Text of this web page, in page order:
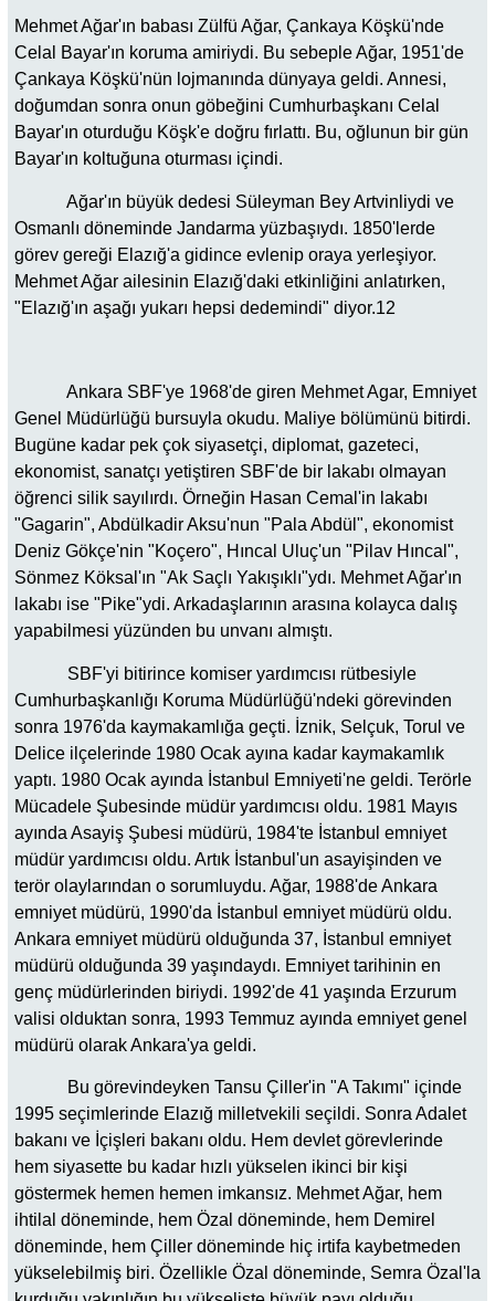
Mehmet Ağar'ın babası Zülfü Ağar, Çankaya Köşkü'nde
Celal Bayar'ın koruma amiriydi. Bu sebeple Ağar, 1951'de
Çankaya Köşkü'nün lojmanında dünyaya geldi. Annesi,
doğumdan sonra onun göbeğini Cumhurbaşkanı Celal
Bayar'ın oturduğu Köşk'e doğru fırlattı. Bu, oğlunun bir gün
Bayar'ın koltuğuna oturması içindi.
Ağar'ın büyük dedesi Süleyman Bey Artvinliydi ve
Osmanlı döneminde Jandarma yüzbaşıydı. 1850'lerde
görev gereği Elazığ'a gidince evlenip oraya yerleşiyor.
Mehmet Ağar ailesinin Elazığ'daki etkinliğini anlatırken,
"Elazığ'ın aşağı yukarı hepsi dedemindi" diyor.12
Ankara SBF'ye 1968'de giren Mehmet Agar, Emniyet
Genel Müdürlüğü bursuyla okudu. Maliye bölümünü bitirdi.
Bugüne kadar pek çok siyasetçi, diplomat, gazeteci,
ekonomist, sanatçı yetiştiren SBF'de bir lakabı olmayan
öğrenci silik sayılırdı. Örneğin Hasan Cemal'in lakabı
"Gagarin", Abdülkadir Aksu'nun "Pala Abdül", ekonomist
Deniz Gökçe'nin "Koçero", Hıncal Uluç'un "Pilav Hıncal",
Sönmez Köksal'ın "Ak Saçlı Yakışıklı"ydı. Mehmet Ağar'ın
lakabı ise "Pike"ydi. Arkadaşlarının arasına kolayca dalış
yapabilmesi yüzünden bu unvanı almıştı.
SBF'yi bitirince komiser yardımcısı rütbesiyle
Cumhurbaşkanlığı Koruma Müdürlüğü'ndeki görevinden
sonra 1976'da kaymakamlığa geçti. İznik, Selçuk, Torul ve
Delice ilçelerinde 1980 Ocak ayına kadar kaymakamlık
yaptı. 1980 Ocak ayında İstanbul Emniyeti'ne geldi. Terörle
Mücadele Şubesinde müdür yardımcısı oldu. 1981 Mayıs
ayında Asayiş Şubesi müdürü, 1984'te İstanbul emniyet
müdür yardımcısı oldu. Artık İstanbul'un asayişinden ve
terör olaylarından o sorumluydu. Ağar, 1988'de Ankara
emniyet müdürü, 1990'da İstanbul emniyet müdürü oldu.
Ankara emniyet müdürü olduğunda 37, İstanbul emniyet
müdürü olduğunda 39 yaşındaydı. Emniyet tarihinin en
genç müdürlerinden biriydi. 1992'de 41 yaşında Erzurum
valisi olduktan sonra, 1993 Temmuz ayında emniyet genel
müdürü olarak Ankara'ya geldi.
Bu görevindeyken Tansu Çiller'in "A Takımı" içinde
1995 seçimlerinde Elazığ milletvekili seçildi. Sonra Adalet
bakanı ve İçişleri bakanı oldu. Hem devlet görevlerinde
hem siyasette bu kadar hızlı yükselen ikinci bir kişi
göstermek hemen hemen imkansız. Mehmet Ağar, hem
ihtilal döneminde, hem Özal döneminde, hem Demirel
döneminde, hem Çiller döneminde hiç irtifa kaybetmeden
yükselebilmiş biri. Özellikle Özal döneminde, Semra Özal'la